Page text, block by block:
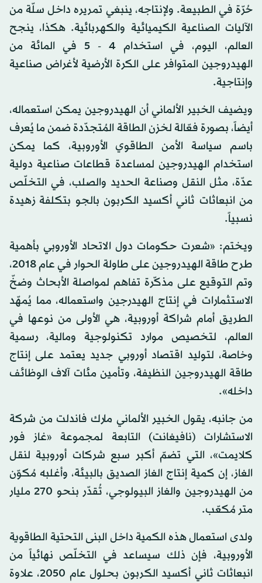
حُرّة في الطبيعة. ولإنتاجه، ينبغي تمريره داخل سلّة من
الآليات الصناعية الكيميائية والكهربائية. هكذا، ينجح
العالم، اليوم، في استخدام 4 - 5 في المائة من
الهيدروجين المتوافر على الكرة الأرضية لأغراض صناعية
وإنتاجية.
ويضيف الخبير الألماني أن الهيدروجين يمكن استعماله،
أيضاً، بصورة فعّالة لخزن الطاقة المُتجدّدة ضمن ما يُعرف
باسم سياسة الأمن الطاقوي الأوروبية، كما يمكن
استخدام الهيدروجين لمساعدة قطاعات صناعية دولية
عدّة، مثل النقل وصناعة الحديد والصلب، في التخلّص
من انبعاثات ثاني أكسيد الكربون بالجو بتكلفة زهيدة
نسبياً.
ويختم: «شعرت حكومات دول الاتحاد الأوروبي بأهمية
طرح طاقة الهيدروجين على طاولة الحوار في عام 2018،
وتم التوقيع على مذكّرة تفاهم لمواصلة الأبحاث وضخّ
الاستثمارات في إنتاج الهيدرجين واستعماله، مما يُمهّد
الطريق أمام شراكة أوروبية، هي الأولى من نوعها في
العالم، لتخصيص موارد تكنولوجية ومالية، رسمية
وخاصة، لتوليد اقتصاد أوروبي جديد يعتمد على إنتاج
طاقة الهيدروجين النظيفة، وتأمين مئات آلاف الوظائف
داخله».
من جانبه، يقول الخبير الألماني مارك فاندلت من شركة
الاستشارات (نافيغانت) التابعة لمجموعة «غاز فور
كلايمت»، التي تضمّ أكبر سبع شركات أوروبية لنقل
الغاز، إن كمية إنتاج الغاز الصديق بالبيئة، وأغلبه مُكوّن
من الهيدروجين والغاز البيولوجي، تُقدّر بنحو 270 مليار
متر مُكعّب.
ولدى استعمال هذه الكمية داخل البنى التحتية الطاقوية
الأوروبية، فإن ذلك سيساعد في التخلّص نهائياً من
انبعاثات ثاني أكسيد الكربون بحلول عام 2050، علاوة